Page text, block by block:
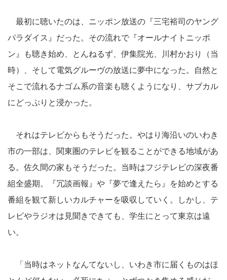
最初に聴いたのは、ニッポン放送の『三宅裕司のヤング
パラダイス』だった。その流れで『オールナイトニッポ
ン』も聴き始め、とんねるず、伊集院光、川村かおり（当
時）、そして電気グルーヴの放送に夢中になった。自然と
そこで流れるナゴム系の音楽も聴くようになり、サブカル
にどっぷりと浸かった。
それはテレビからもそうだった。やはり海沿いのいわき
市の一部は、関東圏のテレビを観ることができる地域があ
る。佐久間の家もそうだった。当時はフジテレビの深夜番
組全盛期。『冗談画報』や『夢で逢えたら』を始めとする
番組を観て新しいカルチャーを吸収していく。しかし、テ
レビやラジオは見聞きできても、学生にとって東京は遠
い。
「当時はネットなんてないし、いわき市に届くものはほ